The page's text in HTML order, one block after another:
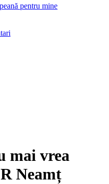
pentru mine
mai vrea
Neamț